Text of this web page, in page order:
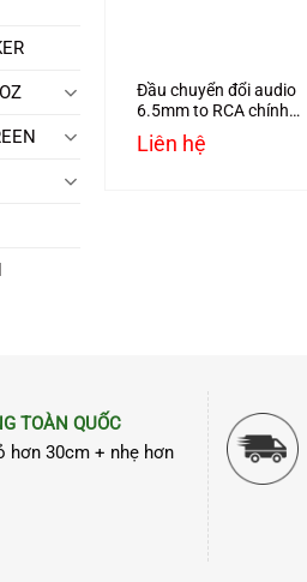
Đầu chuyển đổi audio
6.5mm to RCA chính
hãng Ugreen 40846 cao
cấp
Liên hệ
TOÀN QUỐC
hơn 30cm + nhẹ hơn